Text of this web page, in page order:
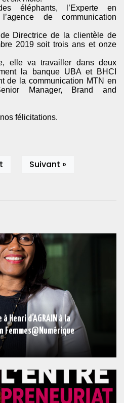
éléphants, l’Experte en
de communication
Directrice de la clientèle de
2019 soit trois ans et onze
elle va travailler dans deux
la banque UBA et BHCI
de la communication MTN en
Manager, Brand and
félicitations.
Suivant »
Henri d’AGRAIN à la
Femmes@Numérique